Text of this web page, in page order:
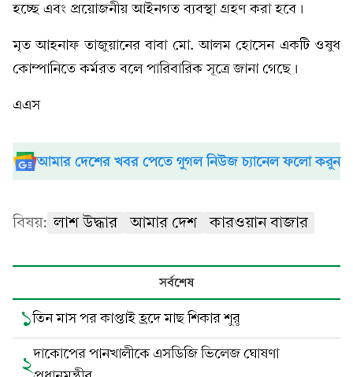
হচ্ছে এবং প্রয়োজনীয় আইনগত ব্যবস্থা গ্রহণ করা হবে।
মৃত আহনাফ তাজুয়ানের বাবা মো. আলম হোসেন একটি ওষুধ
কোম্পানিতে কর্মরত বলে পারিবারিক সূত্রে জানা গেছে।
এএস
আমার দেশের খবর পেতে গুগল নিউজ চ্যানেল ফলো করুন
বিষয়: লাশ উদ্ধার আমার দেশ কারওয়ান বাজার
সর্বশেষ
১তিন মাস পর কাপ্তাই হ্রদে মাছ শিকার শুরু
২দাকোপের পানখালীকে এসডিজি ভিলেজ ঘোষণা